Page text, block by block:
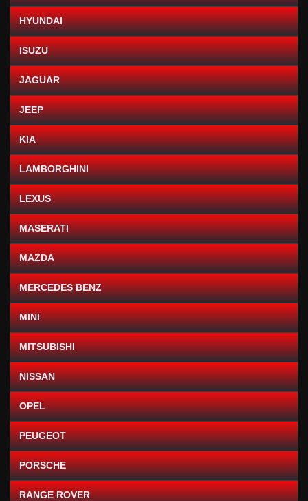
HYUNDAI
ISUZU
JAGUAR
JEEP
KIA
LAMBORGHINI
LEXUS
MASERATI
MAZDA
MERCEDES BENZ
MINI
MITSUBISHI
NISSAN
OPEL
PEUGEOT
PORSCHE
RANGE ROVER